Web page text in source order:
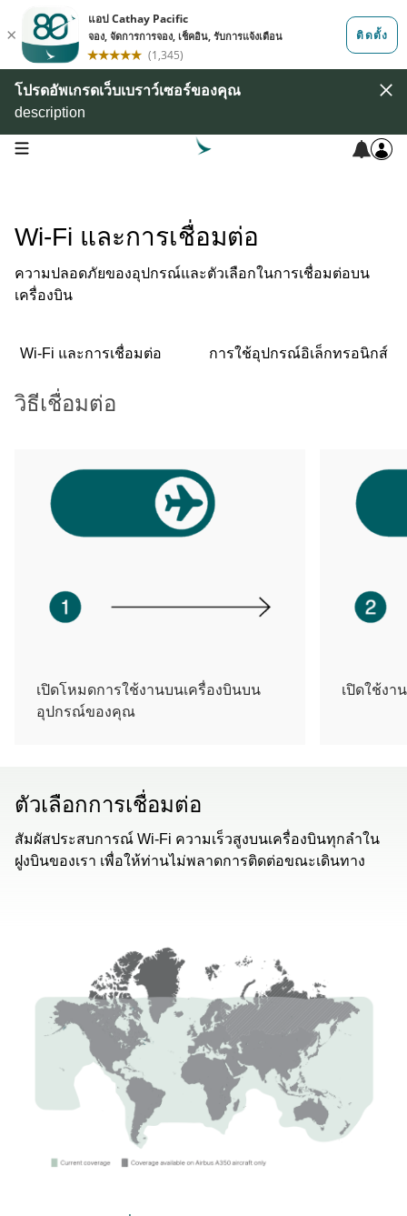
โปรดอัพเกรดเว็บเบราว์เซอร์ของคุณ
description
open navigation menu
Wi-Fi และการเชื่อมต่อ
ความปลอดภัยของอุปกรณ์และตัวเลือกในการเชื่อมต่อบน
เครื่องบิน
Wi-Fi และการเชื่อมต่อ การใช้อุปกรณ์อิเล็กทรอนิกส์
วิธีเชื่อมต่อ
เปิดโหมดการใช้งานบนเครื่องบินบน
อุปกรณ์ของคุณ
เปิดใช้งา
ตัวเลือกการเชื่อมต่อ
สัมผัสประสบการณ์ Wi-Fi ความเร็วสูงบนเครื่องบินทุกลำใน
ฝูงบินของเรา เพื่อให้ท่านไม่พลาดการติดต่อขณะเดินทาง